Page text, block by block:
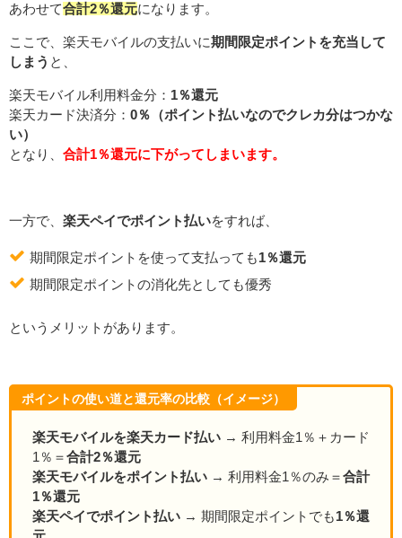
あわせて合計2％還元になります。
ここで、楽天モバイルの支払いに期間限定ポイントを充当して
しまう と、
楽天モバイル利用料金分： 1％還元
楽天カード決済分： 0％（ポイント払いなのでクレカ分はつかな
い）
となり、 合計1％還元に下がってしまいます。
一方で、 楽天ペイでポイント払いをすれば、
期間限定ポイントを使って支払っても 1％還元
期間限定ポイントの消化先としても優秀
というメリットがあります。
ポイントの使い道と還元率の比較（イメージ）
楽天モバイルを楽天カード払い→ 利用料金1％＋カード
1％＝ 合計2％還元
楽天モバイルをポイント払い→ 利用料金1％のみ＝ 合計
1％還元
楽天ペイでポイント払い→ 期間限定ポイントでも 1％還